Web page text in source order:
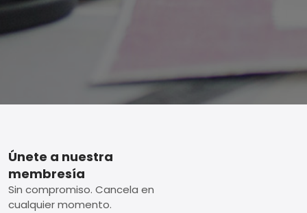
Footer
Únete a nuestra
membresía
Sin compromiso. Cancela en
cualquier momento.